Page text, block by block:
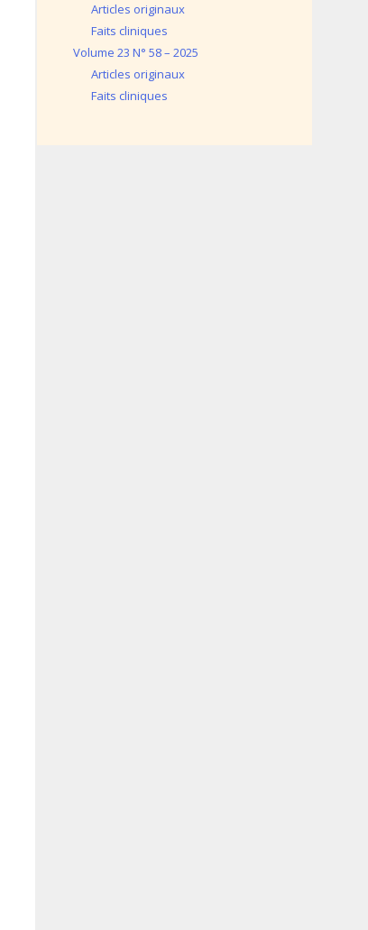
Articles originaux
Faits cliniques
Volume 23 N° 58 – 2025
Articles originaux
Faits cliniques